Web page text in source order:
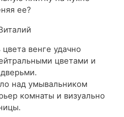
венге удачно
цветами и
над умывальником
комнаты и визуально